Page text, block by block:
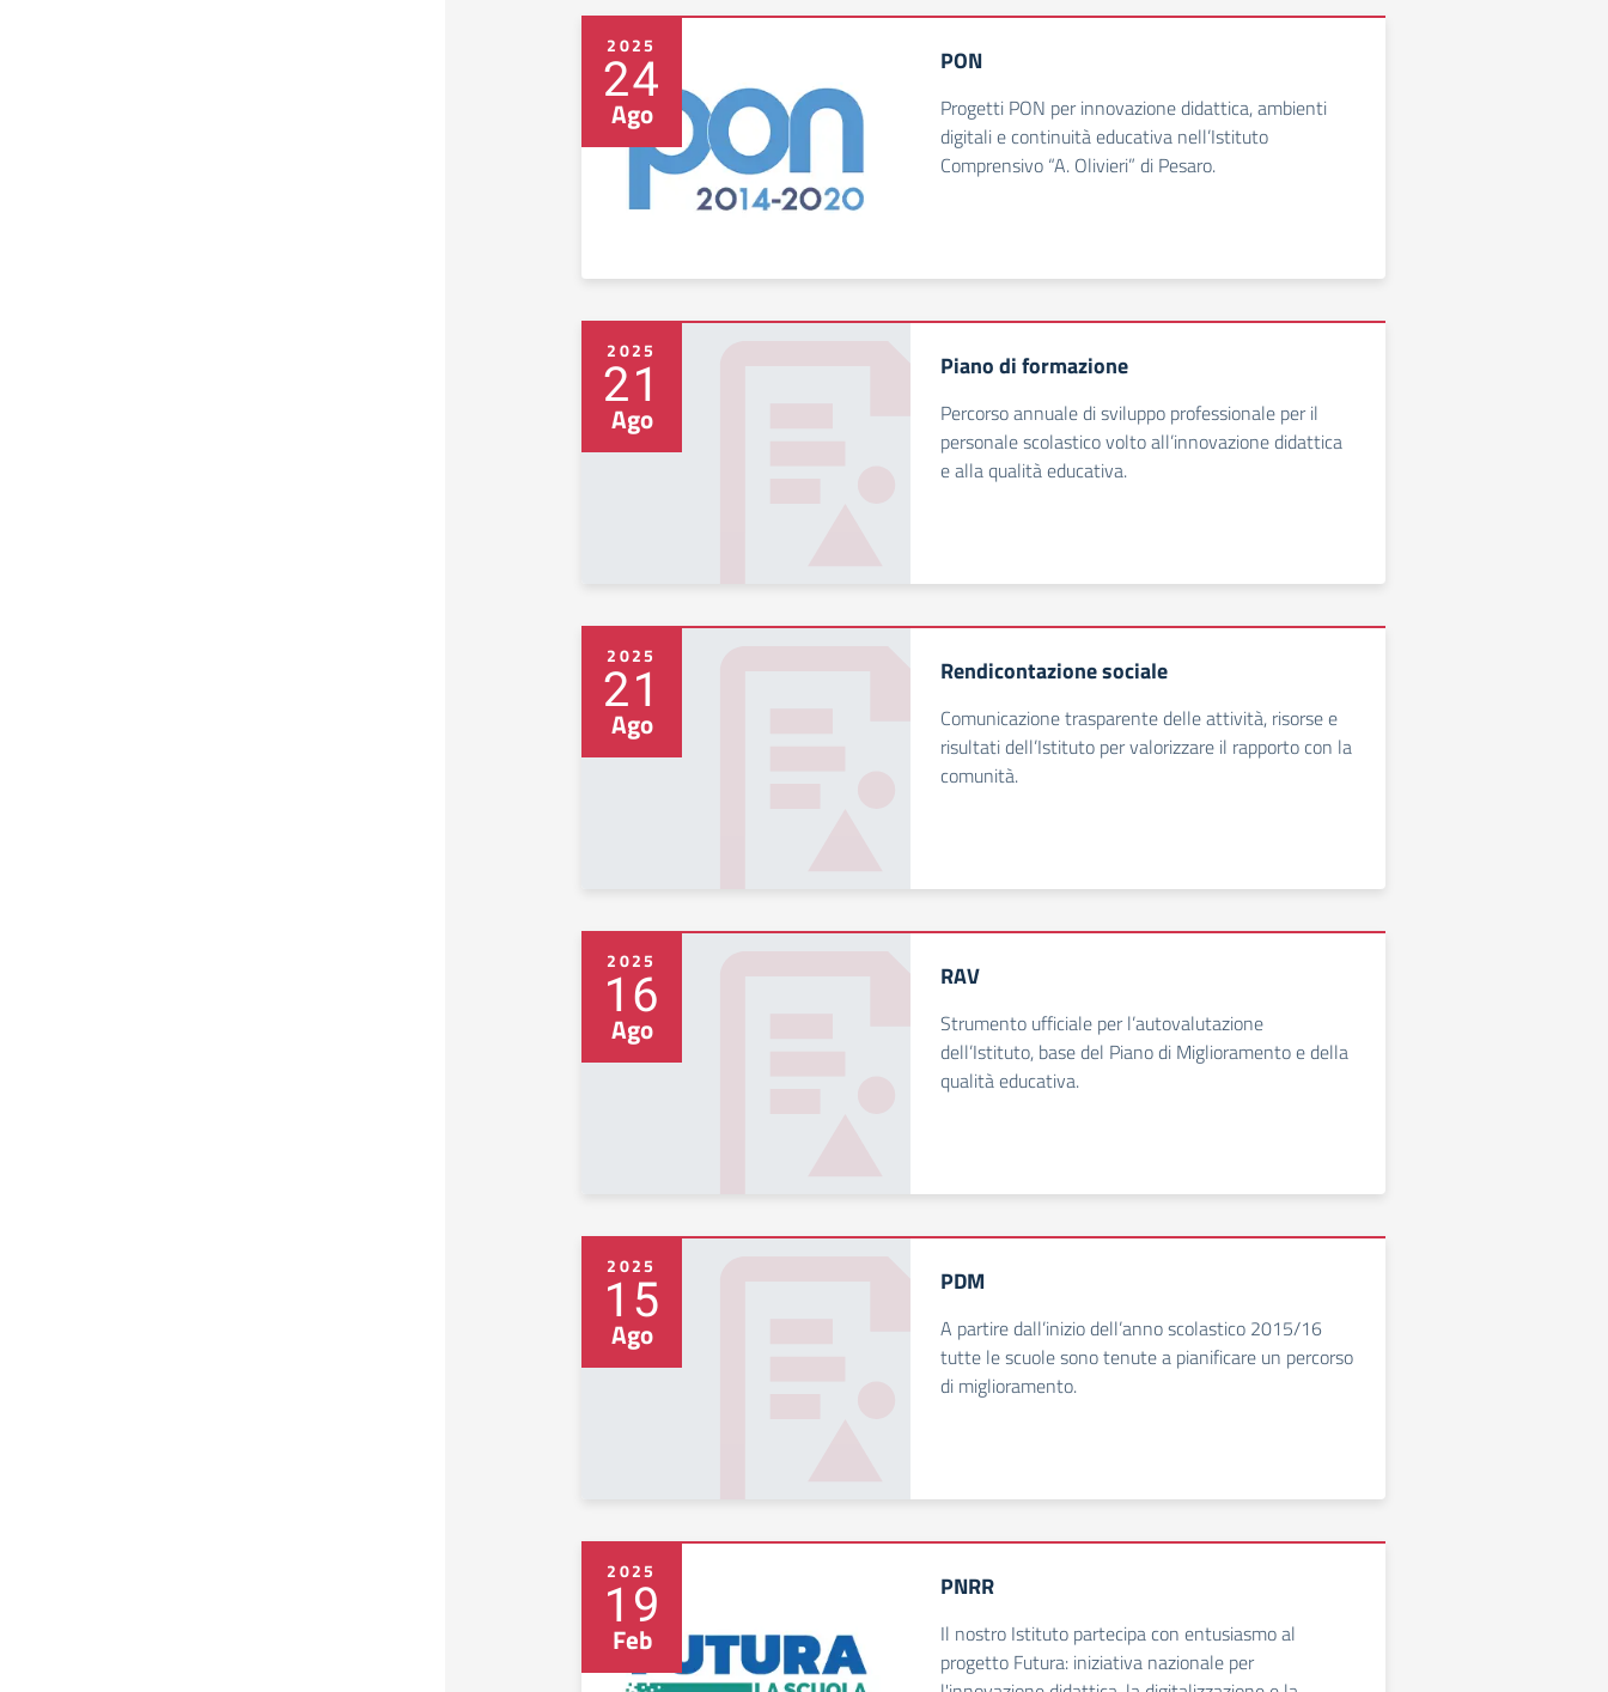
2025
24
Ago
PON
Progetti PON per innovazione didattica, ambienti
digitali e continuità educativa nell’Istituto
Comprensivo “A. Olivieri” di Pesaro.
2025
21
Ago
Piano di formazione
Percorso annuale di sviluppo professionale per il
personale scolastico volto all’innovazione didattica
e alla qualità educativa.
2025
21
Ago
Rendicontazione sociale
Comunicazione trasparente delle attività, risorse e
risultati dell’Istituto per valorizzare il rapporto con la
comunità.
2025
16
Ago
RAV
Strumento ufficiale per l’autovalutazione
dell’Istituto, base del Piano di Miglioramento e della
qualità educativa.
2025
15
Ago
PDM
A partire dall’inizio dell’anno scolastico 2015/16
tutte le scuole sono tenute a pianificare un percorso
di miglioramento.
2025
19
Feb
PNRR
Il nostro Istituto partecipa con entusiasmo al
progetto Futura: iniziativa nazionale per